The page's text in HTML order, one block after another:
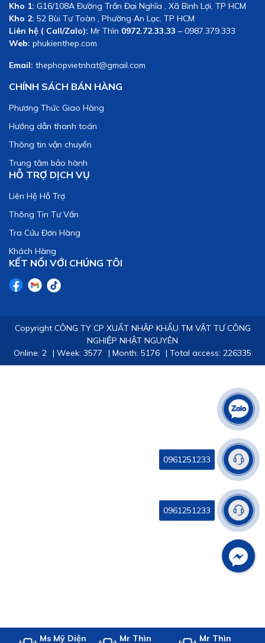
Kho 1: G16/108A Đường Trần Đại Nghĩa , Xã Bình Lợi, TP HCM
Kho 2: 52 Bùi Tư Toàn , Phường An Lạc, TP HCM
Liên hệ ( Call/Zalo): Mr Thìn 0972.72.33.33 – 0987.379.333
Web: phukienthep.com
Email: thephopvietnhat@gmail.com
CHÍNH SÁCH BÁN HÀNG
Phương Thức Giao Hàng
Hướng dẫn thanh toán
Thông tin vận chuyển
Trung tâm bảo hành
HỖ TRỢ DỊCH VỤ
Liên Hệ Hỗ Trợ
Thông Tin Tư Vấn
Tra Cứu Đơn Hàng
Khách Hàng
KẾT NỐI VỚI CHÚNG TÔI
Copyright CÔNG TY CP XUẤT NHẬP KHẨU TM VẬT TƯ CÔNG
NGHIỆP NHẬT NGUYÊN
Online: 2 | Week: 3577 | Month: 5176 | Total access: 226335
Ms Mỹ Diện Mr Thìn Mr Thìn
0961251233
0961251233